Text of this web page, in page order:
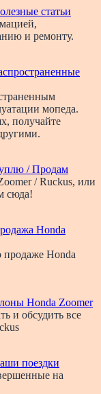
статьи
и ремонту.
мопеда.
получайте
/ Продам
/ Ruckus, или
сюда!
Honda
продаже Honda
Honda Zoomer
и обсудить все
поездки
на